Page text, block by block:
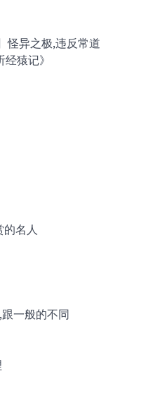
怪异之极,违反常道
猿记》
名人
一般的不同